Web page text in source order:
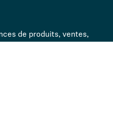
de produits, ventes,